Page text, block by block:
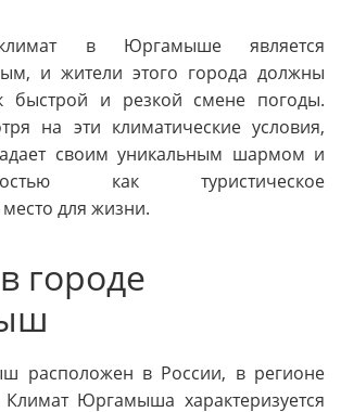
в Юргамыше является
и жители этого города должны
быстрой и резкой смене погоды.
на эти климатические условия,
своим уникальным шармом и
как туристическое
для жизни.
городе
расположен в России, в регионе
Климат Юргамыша характеризуется